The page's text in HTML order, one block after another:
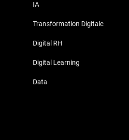
IA
Transformation Digitale
Digital RH
Digital Learning
Data